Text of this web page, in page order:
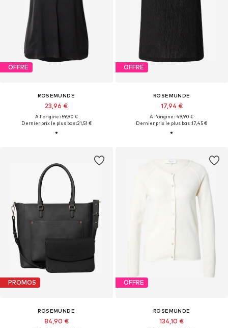
OFFRE
ROSEMUNDE
23,96 €
À l'origine : 59,90 €
Dernier prix le plus bas :21,51 €
OFFRE
ROSEMUNDE
17,94 €
À l'origine : 49,90 €
Dernier prix le plus bas :17,45 €
PROMOS
ROSEMUNDE
84,90 €
OFFRE
ROSEMUNDE
134,10 €